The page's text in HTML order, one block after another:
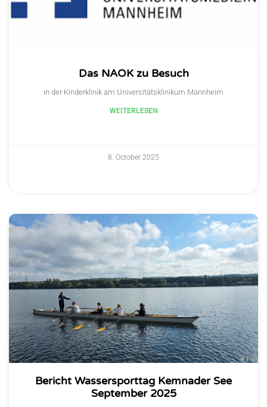
Das NAOK zu Besuch
in der Kinderklinik am Universitätsklinikum Mannheim
WEITERLESEN
8. October 2025
Bericht Wassersporttag Kemnader See
September 2025